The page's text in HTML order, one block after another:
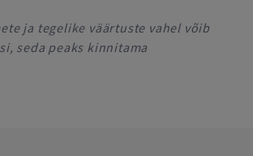
ja tegelike väärtuste vahel võib
seda peaks kinnitama